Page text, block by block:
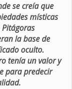
se creía que
místicas
la base de
oculto.
tenía un valor y
para predecir